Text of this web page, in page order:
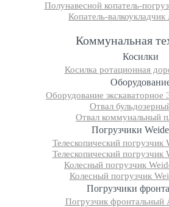
Полунавесной копатель-
Копатель-
Коммунальная
Косилки
Косилка ротационная
Оборудование
Отвал
Отвал коммунальный
Погрузчики
Телескопический погрузчик
Телескопический погрузчик
Колесный погрузчик
Колесный погрузчик
Погрузчики
Погрузчик фронтальный